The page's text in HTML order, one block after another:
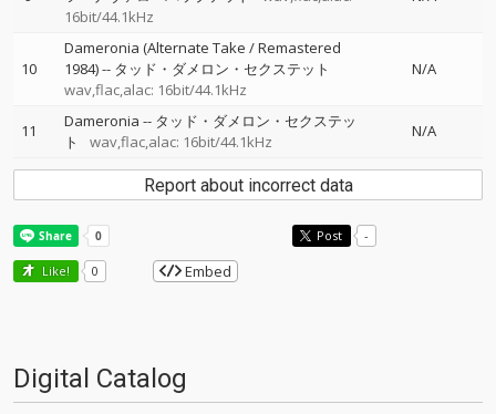
16bit/44.1kHz
10
Dameronia (Alternate Take / Remastered
1984)-- タッド・ダメロン・セクステット
wav,flac,alac: 16bit/44.1kHz
N/A
11 Dameronia -- タッド・ダメロン・セクステッ
ト
wav,flac,alac: 16bit/44.1kHz
N/A
Report about incorrect data
Post -
Like! 0 Embed
Digital Catalog